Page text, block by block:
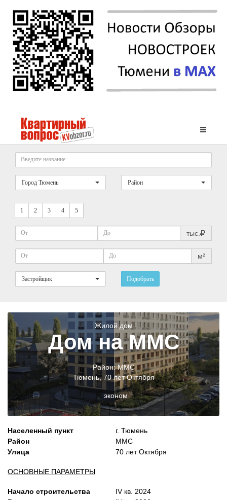
Город Тюмень Район
1 2 3 4 5
тыс.
м²
Застройщик Подобрать
Жилой дом
Дом на ММС
Район:ММС
Тюмень,70 лет Октября
эконом
Населенный пункт
Район
Улица
ОСНОВНЫЕ ПАРАМЕТРЫ
Начало строительства
г. Тюмень
ММС
70 лет Октября
IV кв. 2024